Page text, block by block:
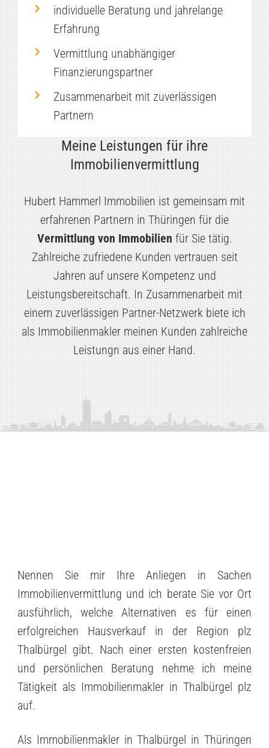
individuelle Beratung und jahrelange
Erfahrung
Vermittlung unabhängiger
Finanzierungspartner
Zusammenarbeit mit zuverlässigen
Partnern
Meine Leistungen für ihre
Immobilienvermittlung
Hubert Hammerl Immobilien ist gemeinsam mit
erfahrenen Partnern in Thüringen für die
Vermittlung von Immobilien für Sie tätig.
Zahlreiche zufriedene Kunden vertrauen seit
Jahren auf unsere Kompetenz und
Leistungsbereitschaft. In Zusammenarbeit mit
einem zuverlässigen Partner-Netzwerk biete ich
als Immobilienmakler meinen Kunden zahlreiche
Leistungn aus einer Hand.
Nennen Sie mir Ihre Anliegen in Sachen
Immobilienvermittlung und ich berate Sie vor Ort
ausführlich, welche Alternativen es für einen
erfolgreichen Hausverkauf in der Region plz
Thalbürgel gibt. Nach einer ersten kostenfreien
und persönlichen Beratung nehme ich meine
Tätigkeit als Immobilienmakler in Thalbürgel plz
auf.
Als Immobilienmakler in Thalbürgel in Thüringen